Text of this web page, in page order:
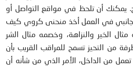
يمكنك أن تلحظ في مواقع التواصل أو
جانبي في العمل أخذ منحنى كروي كيف
الخير والنزاهة، وخصمه مثال الشر
من التحيز تسمح للمراقب القريب بأن
من الداخل، الأمر الذي من شأنه أن